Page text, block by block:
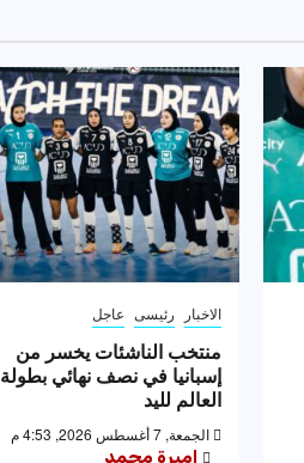
الاخبار رئيسى عاجل
منتخب الناشئات يخسر من
إسبانيا في نصف نهائي بطولة
العالم لليد
الجمعة, 7 أغسطس 2026, 4:53 م
اميرة محمد